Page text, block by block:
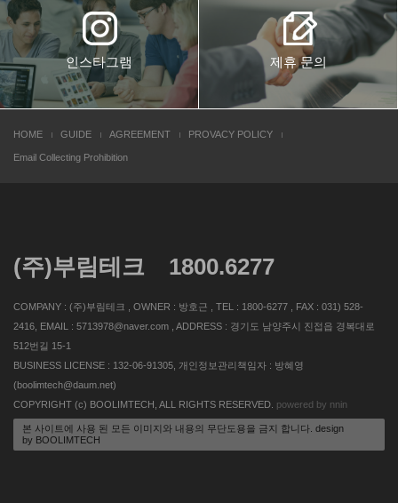
인스타그램 제휴 문의
HOME GUIDE AGREEMENT PROVACY POLICY
Email Collecting Prohibition
(주)부림테크 1800.6277
COMPANY : (주)부림테크 , OWNER : 방호근 , TEL : 1800-6277 , FAX : 031) 528-
2416, EMAIL : 5713978@naver.com , ADDRESS : 경기도 남양주시 진접읍 경복대로
512번길 15-1
BUSINESS LICENSE : 132-06-91305, 개인정보관리책임자 : 방혜영
(boolimtech@daum.net)
COPYRIGHT (c) BOOLIMTECH, ALL RIGHTS RESERVED. powered by nnin
본 사이트에 사용 된 모든 이미지와 내용의 무단도용을 금지 합니다. design
by BOOLIMTECH